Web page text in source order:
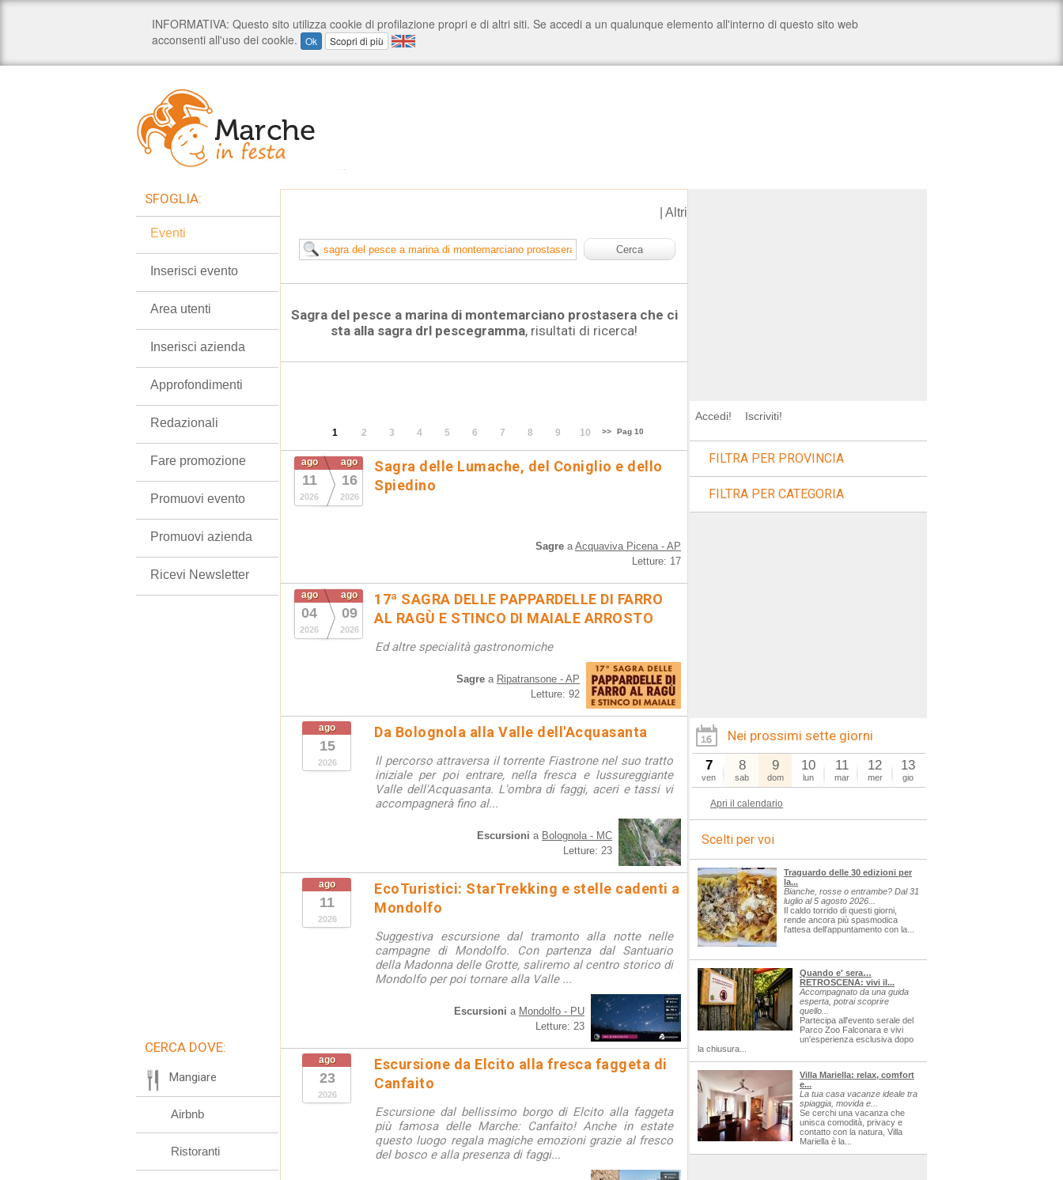
Altri
Sagra del pesce a marina di montemarciano prostasera che ci
sta alla sagra drl pescegramma, risultati di ricerca!
1 2 3 4 5 6 7 8 9 10 >> Pag 10
ago
11
2026
ago
16
2026
Sagra delle Lumache, del Coniglio e dello
Spiedino
Sagre aAcquaviva Picena - AP
Letture: 17
ago
04
2026
ago
09
2026
17ª SAGRA DELLE PAPPARDELLE DI FARRO
AL RAGÙ E STINCO DI MAIALE ARROSTO
Ed altre specialità gastronomiche
Sagre a Ripatransone - AP
Letture: 92
ago
15
2026
Da Bolognola alla Valle dell'Acquasanta
Il percorso attraversa il torrente Fiastrone nel suo tratto
iniziale per poi entrare, nella fresca e lussureggiante
Valle dell'Acquasanta. L'ombra di faggi, aceri e tassi vi
accompagnerà fino al...
Escursioni a Bolognola - MC
Letture: 23
ago
11
2026
EcoTuristici: StarTrekking e stelle cadenti a
Mondolfo
Suggestiva escursione dal tramonto alla notte nelle
campagne di Mondolfo. Con partenza dal Santuario
della Madonna delle Grotte, saliremo al centro storico di
Mondolfo per poi tornare alla Valle ...
Escursioni a Mondolfo - PU
Letture: 23
ago
23
2026
Escursione da Elcito alla fresca faggeta di
Canfaito
Escursione dal bellissimo borgo di Elcito alla faggeta
più famosa delle Marche: Canfaito! Anche in estate
questo luogo regala magiche emozioni grazie al fresco
del bosco e alla presenza di faggi...
SFOGLIA:
Eventi
Inserisci evento
Area utenti
Inserisci azienda
Approfondimenti
Redazionali
Fare promozione
Promuovi evento
Promuovi azienda
Ricevi Newsletter
CERCA DOVE:
Mangiare
Airbnb
Ristoranti
Accedi! Iscriviti!
FILTRA PER PROVINCIA
FILTRA PER CATEGORIA
Nei prossimi sette giorni
7
ven
8
sab
9
dom
10
lun
11
mar
12
mer
13
gio
Apri il calendario
Scelti per voi
Traguardo delle 30 edizioni per
la...
Bianche, rosse o entrambe? Dal 31
luglio al 5 agosto 2026...
Il caldo torrido di questi giorni,
rende ancora più spasmodica
l'attesa dell'appuntamento con la...
Quando e' sera…
RETROSCENA: vivi il...
Accompagnato da una guida
esperta, potrai scoprire
quello...
Partecipa all'evento serale del
Parco Zoo Falconara e vivi
un'esperienza esclusiva dopo
la chiusura...
Villa Mariella: relax, comfort
e...
La tua casa vacanze ideale tra
spiaggia, movida e...
Se cerchi una vacanza che
unisca comodità, privacy e
contatto con la natura, Villa
Mariella è la...